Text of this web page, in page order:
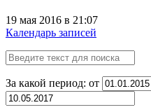
19 мая 2016 в 21:07
Календарь записей
За какой период: от